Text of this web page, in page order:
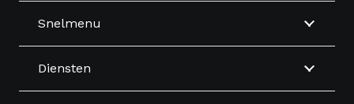
Snelmenu
Diensten